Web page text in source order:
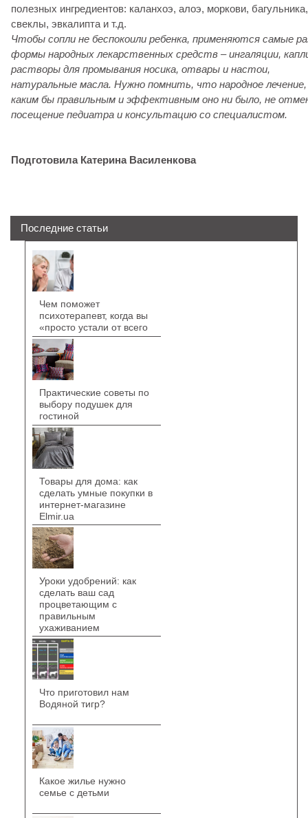
полезных ингредиентов: каланхоэ, алоэ, моркови, багульника,
свеклы, эвкалипта и т.д.
Чтобы сопли не беспокоили ребенка, применяются самые
формы народных лекарственных средств – ингаляции,
растворы для промывания носика, отвары и настои,
натуральные масла. Нужно помнить, что народное лечение,
каким бы правильным и эффективным оно ни было, не
посещение педиатра и консультацию со специалистом.
Подготовила Катерина Василенкова
Последние статьи
Чем поможет
психотерапевт, когда вы
«просто устали от всего
Практические советы по
выбору подушек для
гостиной
Товары для дома: как
сделать умные покупки в
интернет-магазине
Elmir.ua
Уроки удобрений: как
сделать ваш сад
процветающим с
правильным
ухаживанием
Что приготовил нам
Водяной тигр?
Какое жилье нужно
семье с детьми